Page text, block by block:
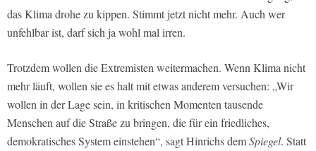
das Klima drohe zu kippen. Stimmt jetzt nicht mehr. Auch wer
unfehlbar ist, darf sich ja wohl mal irren.
Trotzdem wollen die Extremisten weitermachen. Wenn Klima nicht
mehr läuft, wollen sie es halt mit etwas anderem versuchen: „Wir
wollen in der Lage sein, in kritischen Momenten tausende
Menschen auf die Straße zu bringen, die für ein friedliches,
demokratisches System einstehen“, sagt Hinrichs demSpiegel. Statt